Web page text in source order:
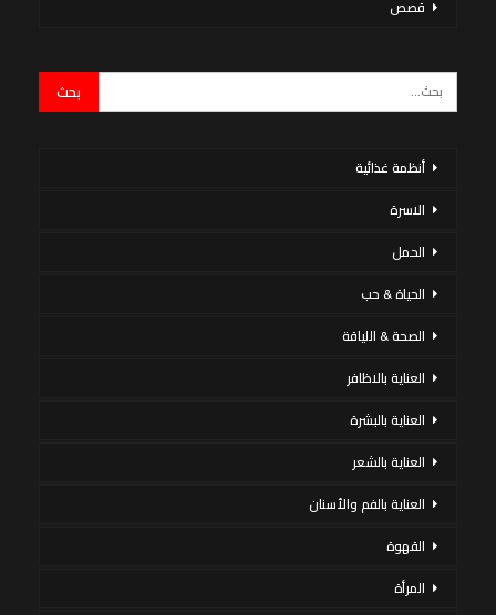
قصص
أنظمة غذائية
الاسرة
الحمل
الحياة & حب
الصحة & اللياقة
العناية بالاظافر
العناية بالبشرة
العناية بالشعر
العناية بالفم والأسنان
القهوة
المرأة